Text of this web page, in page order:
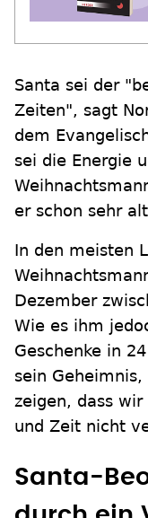
Santa sei der
Zeiten", sagt
dem
sei die Energie
er schon sehr
In den meisten
Dezember
Wie es ihm
Geschenke in
sein
zeigen, dass wir
und Zeit nicht
Santa-